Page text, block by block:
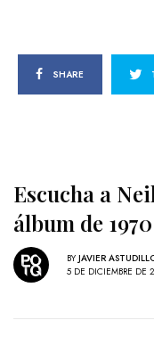
SHARE
Escucha a
álbum de 1970
BY JAVIER
5 DE DICIEMBRE DE